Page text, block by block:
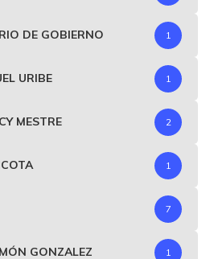
DE GOBIERNO 1
URIBE 1
MESTRE 2
1
7
GONZALEZ 1